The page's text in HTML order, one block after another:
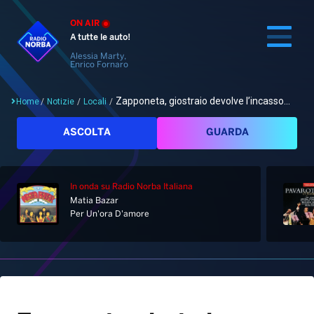
ON AIR
A tutte le auto!
Alessia Marty,
Enrico Fornaro
Cerca
Home
Palinsesto
Notizie
Home/ Notizie / Locali / Zapponeta, giostraio devolve l’incasso...
ASCOLTA GUARDA
In onda su Radio Norba Italiana
Matia Bazar
Per Un'ora D'amore